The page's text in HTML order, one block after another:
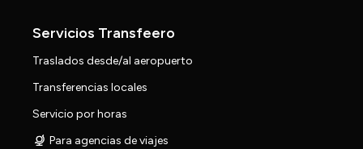
Servicios Transfeero
Traslados desde/al aeropuerto
Transferencias locales
Servicio por horas
Para agencias de viajes